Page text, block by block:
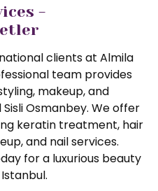
-
clients at Almila
team provides
makeup, and
Osmanbey. We offer
keratin treatment, hair
and nail services.
for a luxurious beauty